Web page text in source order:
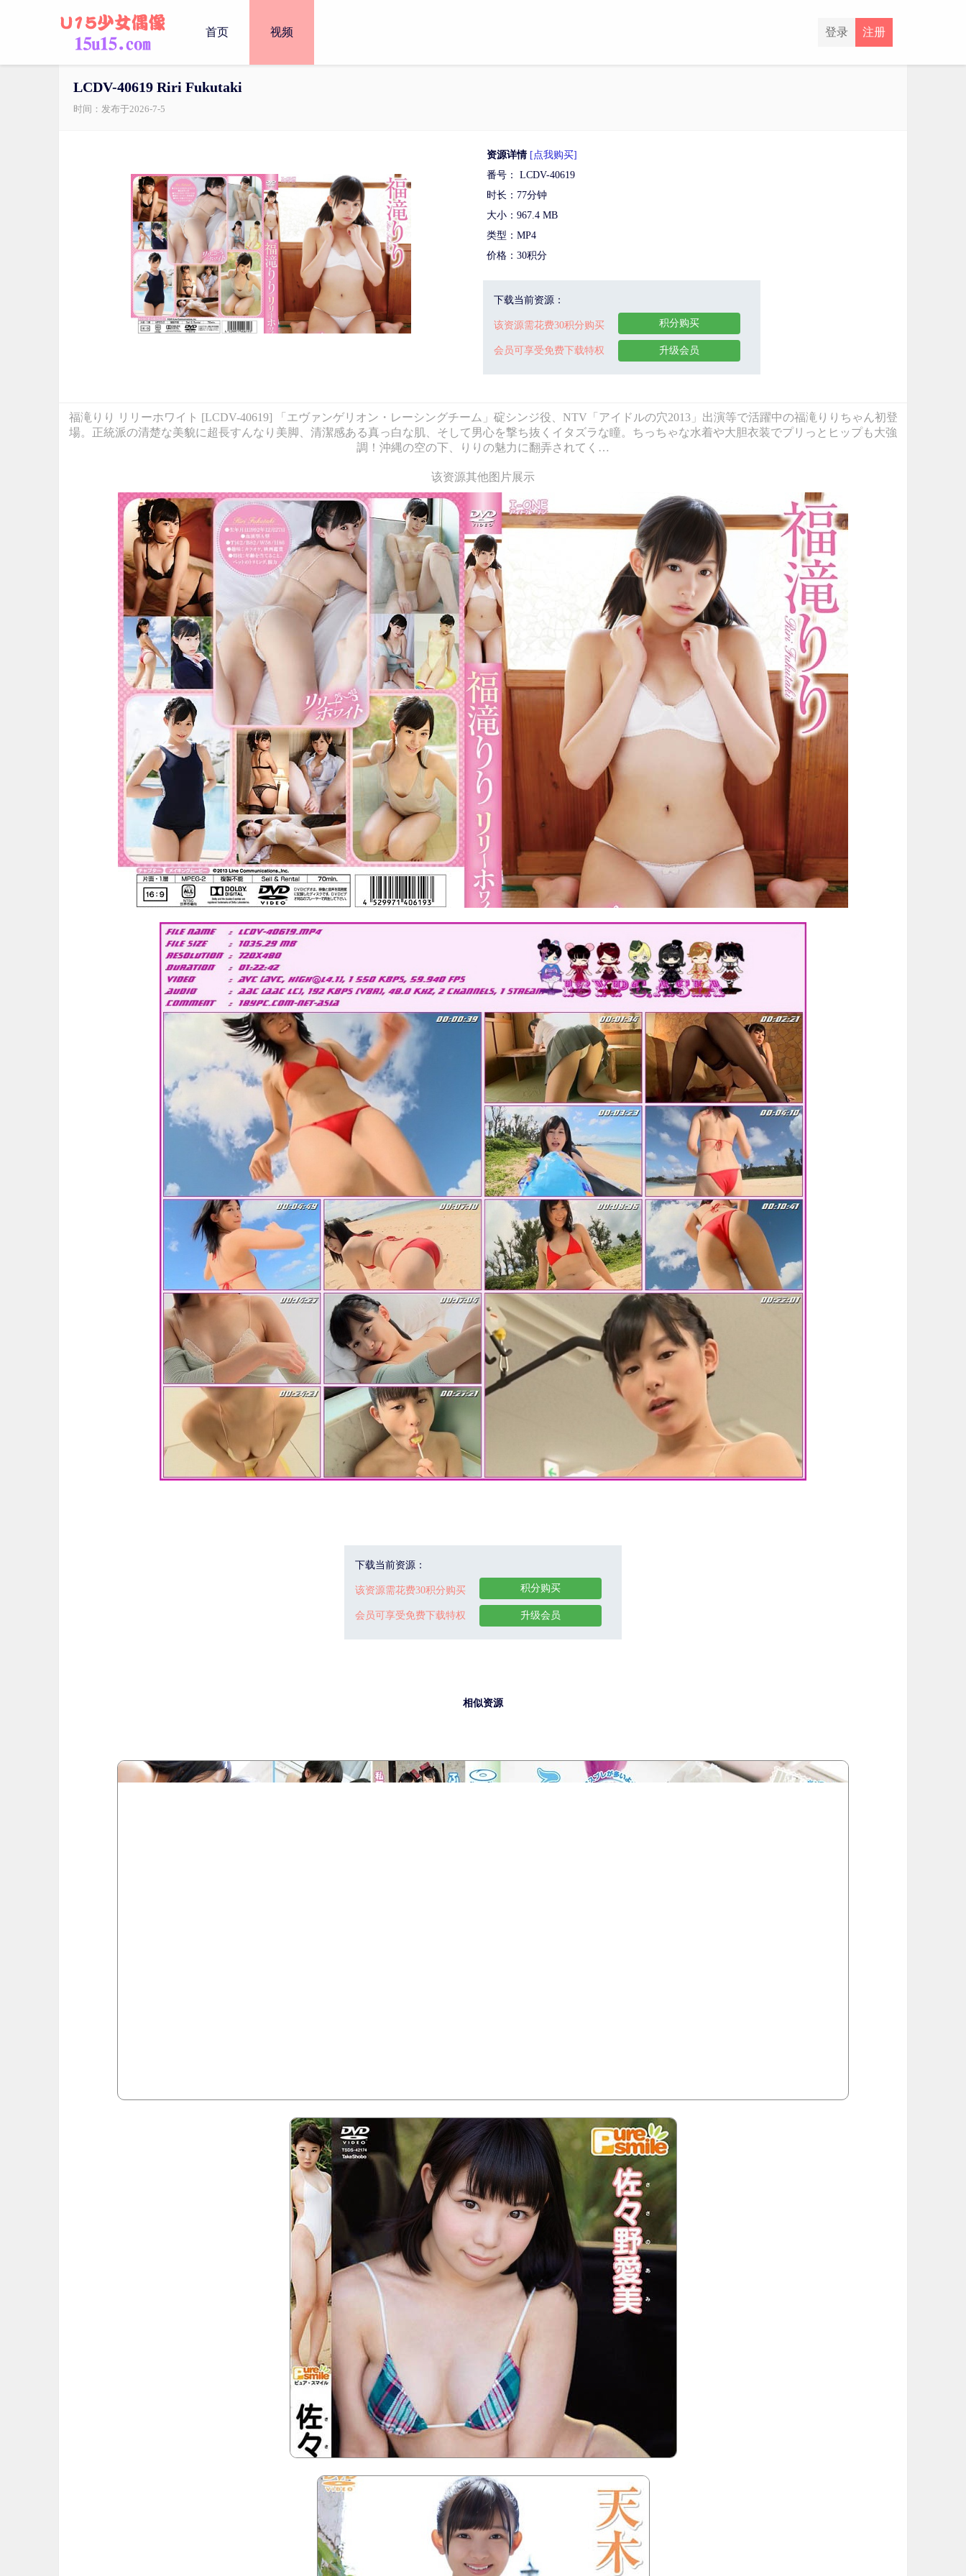
注册
登录
首页 视频
LCDV-40619 Riri Fukutaki
时间：发布于2026-7-5
资源详情 [点我购买]
番号： LCDV-40619
时长：77分钟
大小：967.4 MB
类型：MP4
价格：30积分
下载当前资源：
该资源需花费30积分购买
会员可享受免费下载特权
积分购买
升级会员
福滝りり リリーホワイト [LCDV-40619] 「エヴァンゲリオン・レーシングチーム」碇シンジ役、NTV「アイドルの穴2013」出演等で活躍中の福滝りりちゃん初登
場。正統派の清楚な美貌に超長すんなり美脚、清潔感ある真っ白な肌、そして男心を撃ち抜くイタズラな瞳。ちっちゃな水着や大胆衣装でプリっとヒップも大強
調！沖縄の空の下、りりの魅力に翻弄されてく…
该资源其他图片展示
下载当前资源：
该资源需花费30积分购买
会员可享受免费下载特权
积分购买
升级会员
相似资源